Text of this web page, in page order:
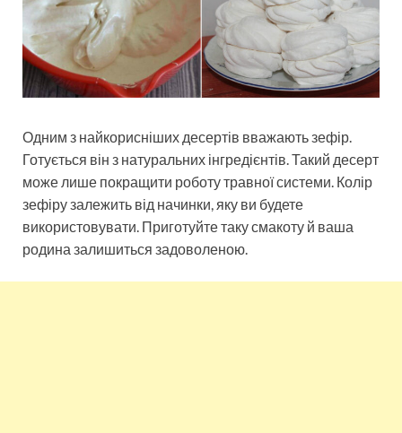
Одним з найкорисніших десертів вважають зефір.
Готується він з натуральних інгредієнтів. Такий десерт
може лише покращити роботу травної системи. Колір
зефіру залежить від начинки, яку ви будете
використовувати. Приготуйте таку смакоту й ваша
родина залишиться задоволеною.